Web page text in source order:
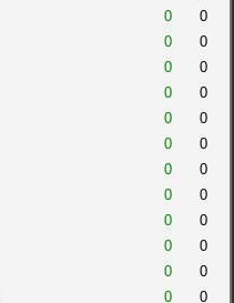
0
0
0
0
0
0
0
0
0
0
0
0
0
0
0
0
0
0
0
0
0
0
0 0